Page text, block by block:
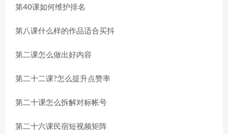
第40课如何维护排名
第八课什么样的作品适合买抖
第二课怎么做出好内容
第二十二课?怎么提升点赞率
第二十课怎么拆解对标帐号
第二十六课民宿短视频矩阵